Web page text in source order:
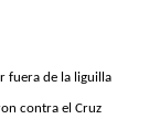
fuera de la liguilla
contra el Cruz